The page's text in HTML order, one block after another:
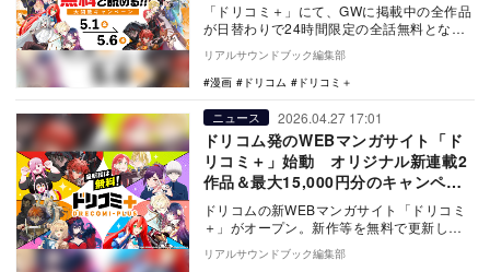
「ドリコミ＋」にて、GWに掲載中の全作品
が日替わりで24時間限定の全話無料となる
大型キャンペーンが実施される。
リアルサウンドブック編集部
漫画
ドリコム ドリコミ＋
ニュース 2026.04.27 17:01
ドリコム発のWEBマンガサイト「ド
リコミ＋」始動 オリジナル新連載2
作品＆最大15,000円分のキャンペー
ンも
ドリコムの新WEBマンガサイト「ドリコミ
＋」がオープン。新作等を無料で更新し、
Amazonギフト券が当たる豪華な創刊記念キ
ャンペ…
リアルサウンドブック編集部